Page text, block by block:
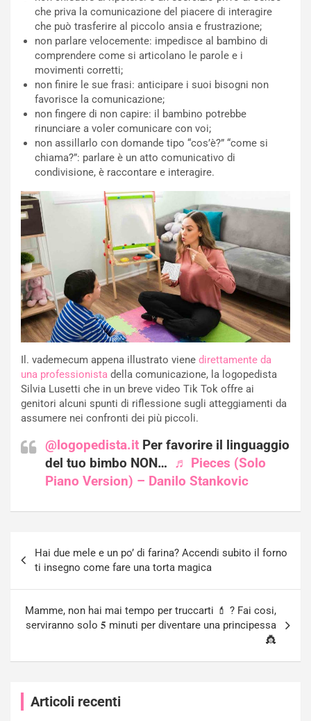
che priva la comunicazione del piacere di interagire
che può trasferire al piccolo ansia e frustrazione;
non parlare velocemente: impedisce al bambino di
comprendere come si articolano le parole e i
movimenti corretti;
non finire le sue frasi: anticipare i suoi bisogni non
favorisce la comunicazione;
non fingere di non capire: il bambino potrebbe
rinunciare a voler comunicare con voi;
non assillarlo con domande tipo “cos’è?” “come si
chiama?”: parlare è un atto comunicativo di
condivisione, è raccontare e interagire.
Il. vademecum appena illustrato viene direttamente da
una professionista della comunicazione, la logopedista
Silvia Lusetti che in un breve video Tik Tok offre ai
genitori alcuni spunti di riflessione sugli atteggiamenti da
assumere nei confronti dei più piccoli.
@logopedista.it Per favorire il linguaggio
del tuo bimbo NON… ♬ Pieces (Solo
Piano Version) – Danilo Stankovic
articoli
Hai due mele e un po’ di farina? Accendi subito il forno
ti insegno come fare una torta magica
Mamme, non hai mai tempo per truccarti 💄 ? Fai cosi,
serviranno solo 𝟓 minuti per diventare una principessa
👸
Articoli recenti